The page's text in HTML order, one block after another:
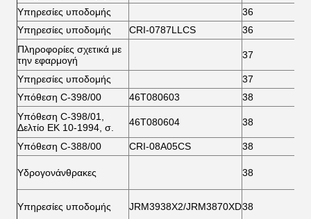
Υπηρεσίες υποδομής
36
Υπηρεσίες υποδομής
CRI-0787LLCS 36
Πληροφορίες σχετικά με
την εφαρμογή
37
Υπηρεσίες υποδομής 37
Υπόθεση C-398/00
46Τ080603 38
Υπόθεση C-398/01,
Δελτίο ΕΚ 10-1994, σ.
46Τ080604 38
Υπόθεση C-388/00 CRI-08A05CS 38
Υδρογονάνθρακες 38
Υπηρεσίες υποδομής JRM3938X2/JRM3870XD38